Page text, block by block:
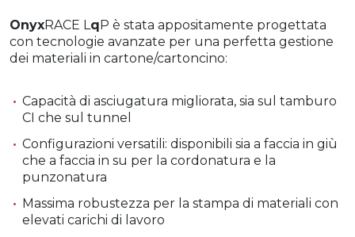
OnyxRACE L qP è stata appositamente progettata
con tecnologie avanzate per una perfetta gestione
dei materiali in cartone/cartoncino:
Capacità di asciugatura migliorata, sia sul tamburo
CI che sul tunnel
Configurazioni versatili: disponibili sia a faccia in giù
che a faccia in su per la cordonatura e la
punzonatura
Massima robustezza per la stampa di materiali con
elevati carichi di lavoro